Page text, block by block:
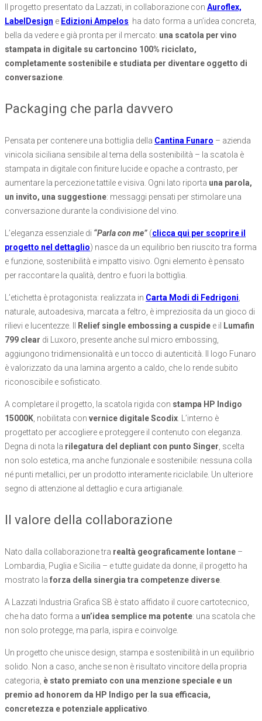
Il progetto presentato da Lazzati, in collaborazione con Auroflex,
LabelDesign e Edizioni Ampelos ha dato forma a un’idea concreta,
bella da vedere e già pronta per il mercato: una scatola per vino
stampata in digitale su cartoncino 100% riciclato,
completamente sostenibile e studiata per diventare oggetto di
conversazione
Packaging che parla davvero
Pensata per contenere una bottiglia della Cantina Funaro – azienda
vinicola siciliana sensibile al tema della sostenibilità – la scatola è
stampata in digitale con finiture lucide e opache a contrasto, per
aumentare la percezione tattile e visiva. Ogni lato riporta una parola,
un invito, una suggestione: messaggi pensati per stimolare una
conversazione durante la condivisione del vino.
L’eleganza essenziale di “Parla con me” (clicca qui per scoprire il
progetto nel dettaglio) nasce da un equilibrio ben riuscito tra forma
e funzione, sostenibilità e impatto visivo. Ogni elemento è pensato
per raccontare la qualità, dentro e fuori la bottiglia.
L’etichetta è protagonista: realizzata in Carta Modi di Fedrigoni
naturale, autoadesiva, marcata a feltro, è impreziosita da un gioco di
rilievi e lucentezze. Il
Relief single embossing a cuspide e il
Lumafin
799 clear di Luxoro, presente anche sul micro embossing,
aggiungono tridimensionalità e un tocco di autenticità. Il logo Funaro
è valorizzato da una lamina argento a caldo, che lo rende subito
riconoscibile e sofisticato.
A completare il progetto, la scatola rigida con stampa HP Indigo
15000K , nobilitata con vernice digitale Scodix . L’interno è
progettato per accogliere e proteggere il contenuto con eleganza.
Degna di nota la rilegatura del depliant con punto Singer , scelta
non solo estetica, ma anche funzionale e sostenibile: nessuna colla
né punti metallici, per un prodotto interamente riciclabile. Un ulteriore
segno di attenzione al dettaglio e cura artigianale.
Il valore della collaborazione
Nato dalla collaborazione tra realtà geograficamente lontane –
Lombardia, Puglia e Sicilia – e tutte guidate da donne, il progetto ha
mostrato la forza della sinergia tra competenze diverse
A Lazzati Industria Grafica SB è stato affidato il cuore cartotecnico,
che ha dato forma a un’idea semplice ma potente: una scatola che
non solo protegge, ma parla, ispira e coinvolge.
Un progetto che unisce design, stampa e sostenibilità in un equilibrio
solido. Non a caso, anche se non è risultato vincitore della propria
categoria, è stato premiato con una menzione speciale e un
premio ad honorem da HP Indigo per la sua efficacia,
concretezza e potenziale applicativo